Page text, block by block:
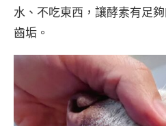
水、不吃東西，讓酵素有足
齒垢。